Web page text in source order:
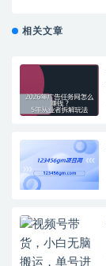
相关文章